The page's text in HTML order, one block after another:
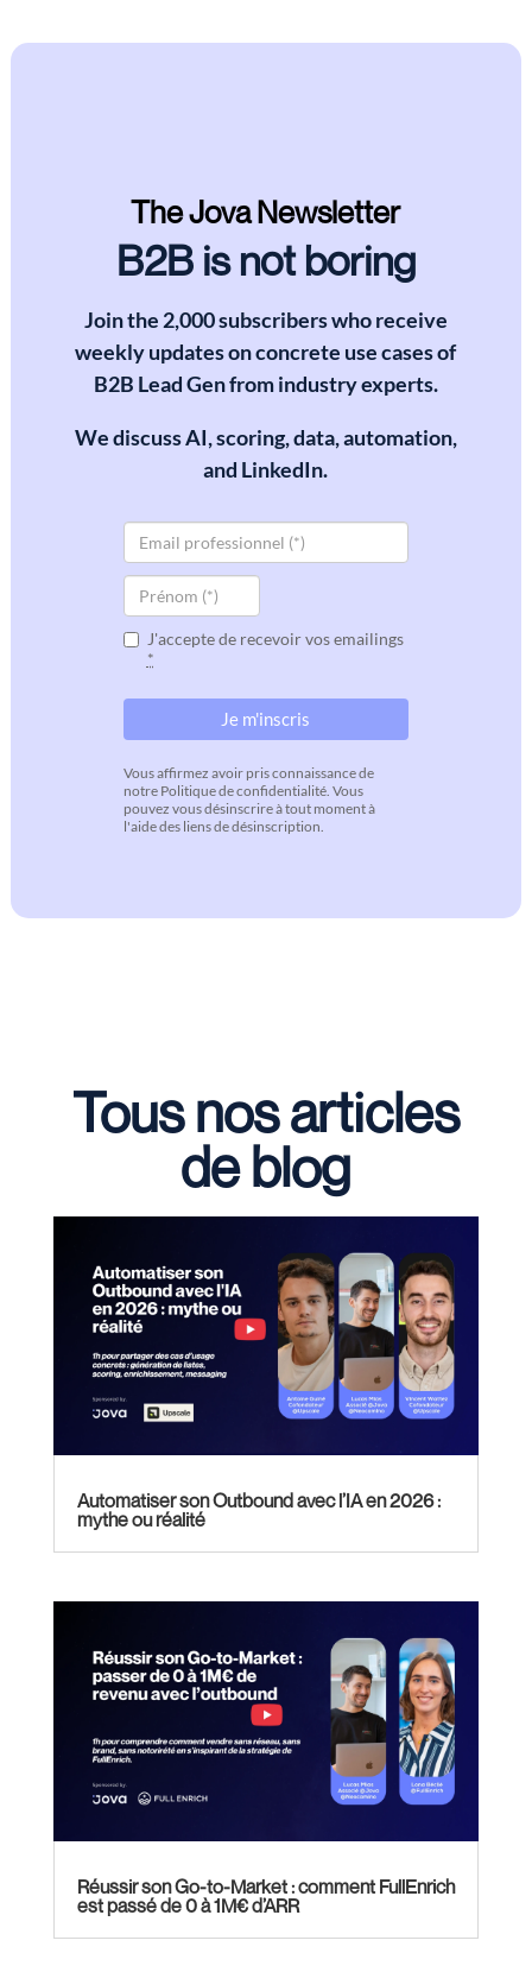
The Jova Newsletter
B2B is not boring
Join the 2,000 subscribers who receive
weekly updates on concrete use cases of
B2B Lead Gen from industry experts.
We discuss AI, scoring, data, automation,
and LinkedIn.
J'accepte de recevoir vos emailings
*
Vous affirmez avoir pris connaissance de
notre Politique de confidentialité. Vous
pouvez vous désinscrire à tout moment à
l'aide des liens de désinscription.
Tous nos articles
de blog
Automatiser son Outbound avec l’IA en 2026 :
mythe ou réalité
Réussir son Go-to-Market : comment FullEnrich
est passé de 0 à 1M€ d’ARR